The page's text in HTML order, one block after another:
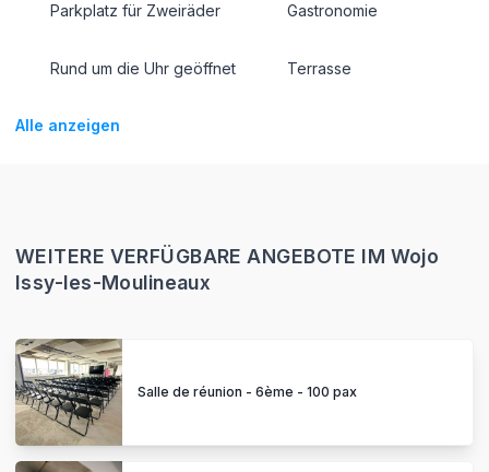
Parkplatz für Zweiräder
Rund um die Uhr geöffnet
Gastronomie
Terrasse
Alle anzeigen
WEITERE VERFÜGBARE ANGEBOTE IM Wojo
Issy-les-Moulineaux
Salle de réunion - 6ème - 100 pax